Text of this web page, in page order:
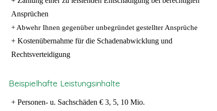
Ansprüchen
+ Abwehr Ihnen gegenüber unbegründet gestellter Ansprüche
+ Kostenübernahme für die Schadenabwicklung und
Rechtsverteidigung
Beispielhafte Leistungsinhalte
+ Personen- u. Sachschäden € 3, 5, 10 Mio.